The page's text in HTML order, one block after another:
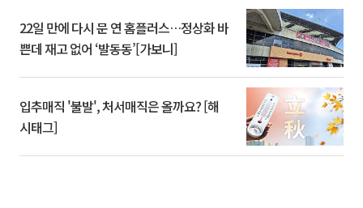
22일 만에 다시 문 연 홈플러스…정상화 바
쁜데 재고 없어 ‘발동동’[가보니]
입추매직 '불발', 처서매직은 올까요? [해
시태그]